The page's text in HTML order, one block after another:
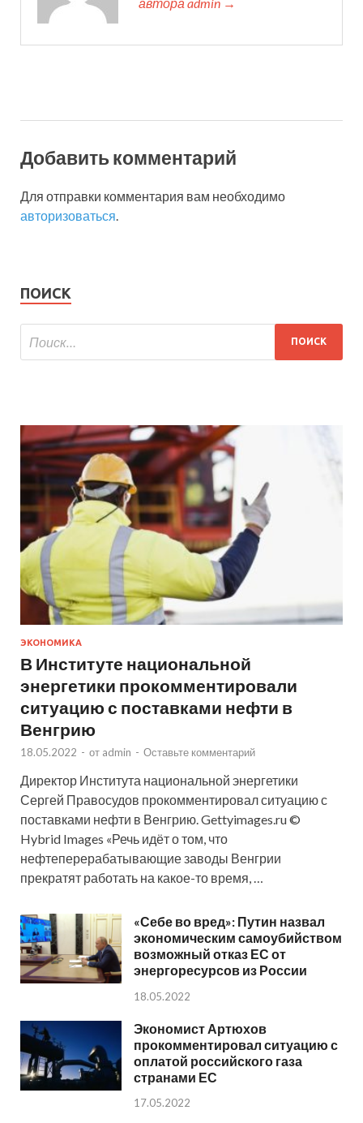
Добавить комментарий
Для отправки комментария вам необходимо
авторизоваться.
ПОИСК
ЭКОНОМИКА
В Институте национальной
энергетики прокомментировали
ситуацию с поставками нефти в
Венгрию
18.05.2022 - от admin - Оставьте комментарий
Директор Института национальной энергетики
Сергей Правосудов прокомментировал ситуацию с
поставками нефти в Венгрию. Gettyimages.ru ©
Hybrid Images «Речь идёт о том, что
нефтеперерабатывающие заводы Венгрии
прекратят работать на какое-то время, …
«Себе во вред»: Путин назвал
экономическим самоубийством
возможный отказ ЕС от
энергоресурсов из России
18.05.2022
Экономист Артюхов
прокомментировал ситуацию с
оплатой российского газа
странами ЕС
17.05.2022